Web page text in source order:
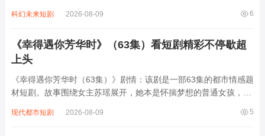
男主是权倾朝野的九王爷，冷峻腹黑却对苏瑶情有独钟。两人在朝
6
科幻未来短剧 2026-08-09
《幸得遇你芳华时》（63集）看短剧精彩不停歇超
上头
《幸得遇你芳华时（63集）》剧情：该剧是一部63集的都市情感题
材短剧。故事围绕女主苏瑶展开，她本是怀揣梦想的普通女孩，在
苏瑶的纯真善良吸引，苏瑶也被顾辰的才华魅力折服。两人在相处
5
现代都市短剧 2026-08-09